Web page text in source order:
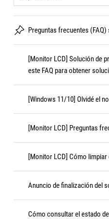
Preguntas frecuentes
[Monitor LCD] Solución de
este FAQ para obtener
[Windows 11/10] Olvidé el
[Monitor LCD] Preguntas
[Monitor LCD] Cómo
Anuncio de finalización del
Cómo consultar el estado